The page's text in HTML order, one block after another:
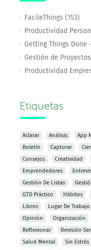
FacileThings (153)
Productividad
Getting Things Done
Gestión de
Productividad
Etiquetas
Aclarar Análisis App
Boletín
Capturar
Consejos
Creatividad
Emprendedores
Gestión De Listas
GTD Práctico
Hábitos
Libros
Lugar De Trabajo
Opinión
Organización
Reflexionar
Revisión
Salud Mental
Sin Estrés